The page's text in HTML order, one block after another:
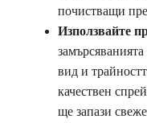
почистващи
Използвайте
вид и
качествен
ще запази